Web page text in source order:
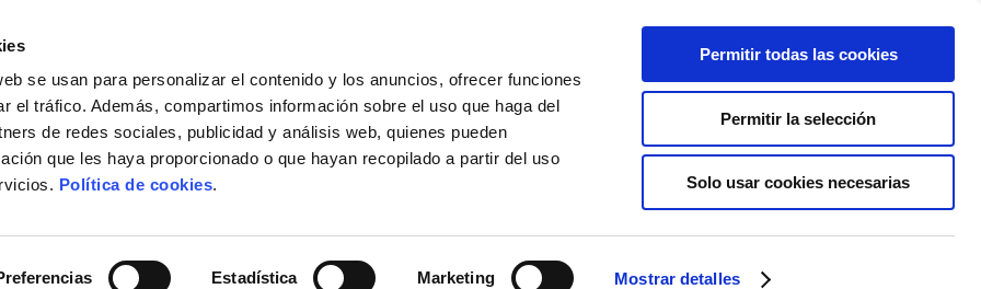
se usan para personalizar el contenido y los anuncios, ofrecer funciones
el tráfico. Además, compartimos información sobre el uso que haga del
de redes sociales, publicidad y análisis web, quienes pueden
que les haya proporcionado o que hayan recopilado a partir del uso
Política de cookies.
Estadística Marketing Mostrar detalles
Permitir todas las cookies
Permitir la selección
Solo usar cookies necesarias
ACTUALIDAD DÓNDE COMPRAR CONTACTO
PRODUCTOS
CONGELADOS